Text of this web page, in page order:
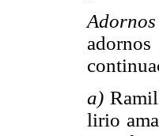
a)
lirio